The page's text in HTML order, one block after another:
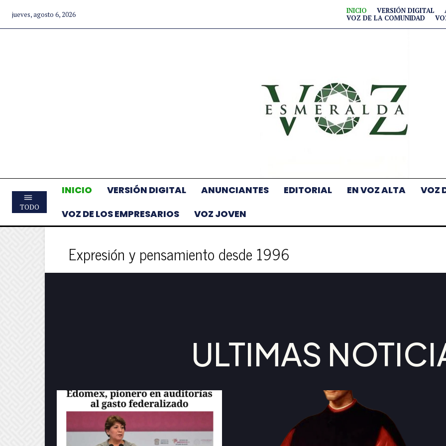
jueves, agosto 6, 2026 INICIO VERSIÓN DIGITAL
VOZ DE LA COMUNIDAD
TODO
INICIO VERSIÓN DIGITAL ANUNCIANTES EDITORIAL EN VOZ ALTA
VOZ
VOZ DE LOS EMPRESARIOS
VOZ JOVEN
Expresión y pensamiento desde 1996
ULTIMAS